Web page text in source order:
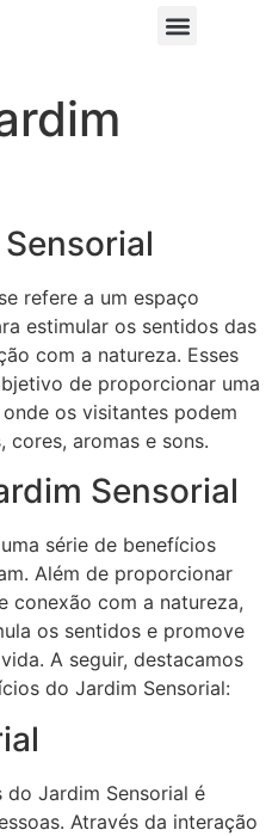
refere a um espaço
estimular os sentidos das
com a natureza. Esses
de proporcionar uma
os visitantes podem
aromas e sons.
Sensorial
série de benefícios
Além de proporcionar
conexão com a natureza,
os sentidos e promove
A seguir, destacamos
do Jardim Sensorial:
Jardim Sensorial é
Através da interação